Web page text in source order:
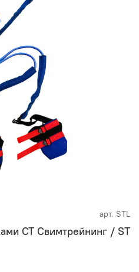
арт. STL
CT Свимтрейнинг / ST